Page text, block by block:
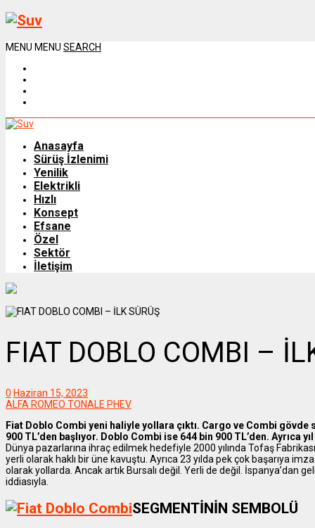
MENU MENU SEARCH
Anasayfa
Sürüş İzlenimi
Yenilik
Elektrikli
Hızlı
Konsept
Efsane
Özel
Sektör
İletişim
FIAT DOBLO COMBI –
0 Haziran 15, 2023
ALFA ROMEO TONALE PHEV
Fiat Doblo Combi yeni haliyle yollara çıktı. Cargo ve Combi
900 TL’den başlıyor. Doblo Combi ise 644 bin 900 TL’den. Ayrıca
Dünya pazarlarına ihraç edilmek hedefiyle 2000 yılında Tofaş
yerli olarak haklı bir üne kavuştu. Ayrıca 23 yılda pek çok başarıya
olarak yollarda. Ancak artık Bursalı değil. Yerli de değil. İspanya’dan
iddiasıyla.
SEGMENTİNİN SEMBOLÜ